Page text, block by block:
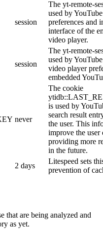
session
The yt-remote-
used by
preferences and
interface of the
video player.
session
The yt-remote-
used by
video player
embedded
never
The cookie
is used by
search result
the user. This
improve the user
providing more
in the future.
2 days
Litespeed sets
prevention of
that are being analyzed and
as yet.